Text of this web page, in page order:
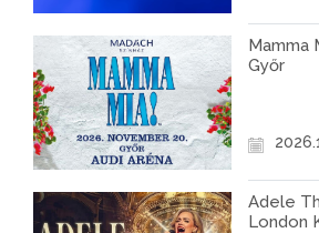
Mamma
Győr
Adele
London